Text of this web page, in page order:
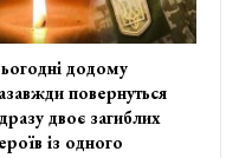
додому
повернуться
двоє загиблих
із одного